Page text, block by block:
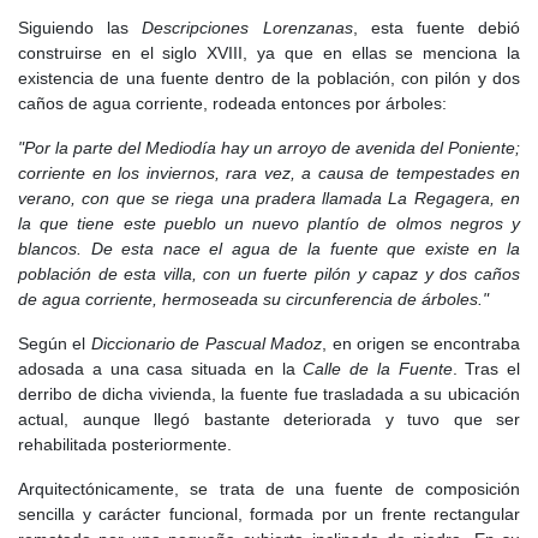
relacionado con guerras, plagas de langosta y periodos de
hambre, especialmente los de 1734 y 1737. El Catastro de
Ensenada recogía a mediados del siglo una villa con 242 vecinos,
183 casas en mal estado, numerosas viviendas arruinadas y una
Los cultivos principales eran trigo, cebada, centeno, algarrobas,
guisantes, garbanzos, habas, viñedos y olivos. El vino de Torrejón
fue especialmente apreciado, hasta el punto de ser elogiado por
el médico de Felipe II, Francisco Vallés, por sus cualidades
digestivas. La ganadería, con unas dos mil cabezas de lanar y
animales de labor, complementaba la economía agrícola.
En este siglo todavía existían algunas actividades artesanales:
una fábrica de jabón, restos de telares donde las jóvenes hilaban
lana para la fábrica de tejidos de Guadalajara, un molino del
conde de Puñonrostro, dos tiendas, una carnicería, un mesón y
diversos oficios como herreros, zapatero, sastre, carretero,
Entre los elementos destacados de esta centuria se encontraba
la Fuente de la Salud, construida en 1773, según la inscripción
Siguiendo lasDescripciones Lorenzanas, esta fuente debió
construirse en el siglo XVIII, ya que en ellas se menciona la
existencia de una fuente dentro de la población, con pilón y dos
caños de agua corriente, rodeada entonces por árboles:
"Por la parte del Mediodía hay un arroyo de avenida del Poniente;
corriente en los inviernos, rara vez, a causa de tempestades en
verano, con que se riega una pradera llamada La Regagera, en
la que tiene este pueblo un nuevo plantío de olmos negros y
blancos. De esta nace el agua de la fuente que existe en la
población de esta villa, con un fuerte pilón y capaz y dos caños
de agua corriente, hermoseada su circunferencia de árboles."
Según el Diccionario de Pascual Madoz, en origen se encontraba
adosada a una casa situada en laCalle de la Fuente. Tras el
derribo de dicha vivienda, la fuente fue trasladada a su ubicación
actual, aunque llegó bastante deteriorada y tuvo que ser
rehabilitada posteriormente.
Arquitectónicamente, se trata de una fuente de composición
sencilla y carácter funcional, formada por un frente rectangular